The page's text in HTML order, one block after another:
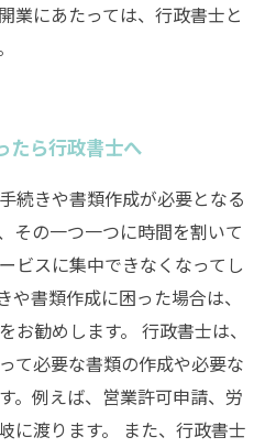
業にあたっては、行政書士と
たら行政書士へ
続きや書類作成が必要となる
その一つ一つに時間を割いて
ビスに集中できなくなってし
や書類作成に困った場合は、
お勧めします。 行政書士は、
て必要な書類の作成や必要な
。例えば、営業許可申請、労
に渡ります。 また、行政書士